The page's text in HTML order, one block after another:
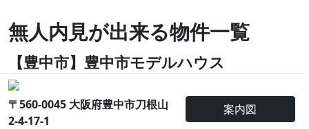
無人内見が出来る物件一覧
【豊中市】豊中市モデルハウス
〒560-0045 大阪府豊中市刀根山
2-4-17-1
案内図